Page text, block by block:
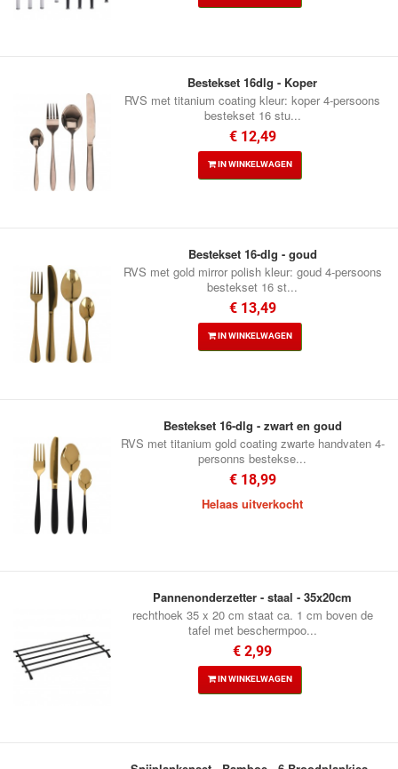
Bestekset 16dlg - Koper
RVS met titanium coating kleur: koper 4-persoons
bestekset 16 stu...
€ 12,49
IN WINKELWAGEN
Bestekset 16-dlg - goud
RVS met gold mirror polish kleur: goud 4-persoons
bestekset 16 st...
€ 13,49
IN WINKELWAGEN
Bestekset 16-dlg - zwart en goud
RVS met titanium gold coating zwarte handvaten 4-
personns bestekse...
€ 18,99
Helaas uitverkocht
Pannenonderzetter - staal - 35x20cm
rechthoek 35 x 20 cm staat ca. 1 cm boven de
tafel met beschermpoo...
€ 2,99
IN WINKELWAGEN